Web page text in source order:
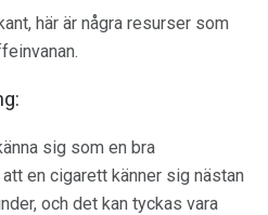
här är några resurser som
sig som en bra
en cigarett känner sig nästan
och det kan tyckas vara